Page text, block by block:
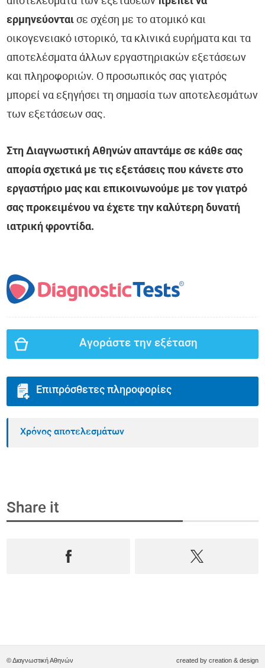
ερμηνεύονται σε σχέση με το ατομικό και
οικογενειακό ιστορικό, τα κλινικά ευρήματα και τα
αποτελέσματα άλλων εργαστηριακών εξετάσεων
και πληροφοριών. Ο προσωπικός σας γιατρός
μπορεί να εξηγήσει τη σημασία των αποτελεσμάτων
των εξετάσεων σας.
Στη Διαγνωστική Αθηνών απαντάμε σε κάθε σας
απορία σχετικά με τις εξετάσεις που κάνετε στο
εργαστήριο μας και επικοινωνούμε με τον γιατρό
σας προκειμένου να έχετε την καλύτερη δυνατή
ιατρική φροντίδα.
Αγοράστε την εξέταση
Επιπρόσθετες πληροφορίες
Χρόνος αποτελεσμάτων
Share it
© Διαγνωστική Αθηνών created by creation & design